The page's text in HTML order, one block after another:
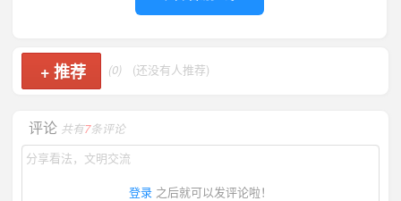
+推荐 (0) (还没有人推荐)
评论 共有7条评论
登录 之后就可以发评论啦！